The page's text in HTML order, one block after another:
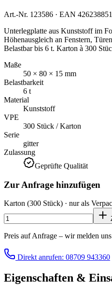
Art.-Nr. 123586 · EAN
Unterlegplatte aus Kunststoff im
Höhenausgleich an Fenstern,
Belastbar bis 6 t. Karton à 300
Maße
50 × 80 × 15 mm
Belastbarkeit
6 t
Material
Kunststoff
VPE
300 Stück / Karton
Serie
gitter
Zulassung
Geprüfte Qualität
Zur Anfrage hinzufügen
Karton (300 Stück) · nur als
Preis auf Anfrage – wir melden
Direkt anrufen: 08709 943360
Eigenschaften &